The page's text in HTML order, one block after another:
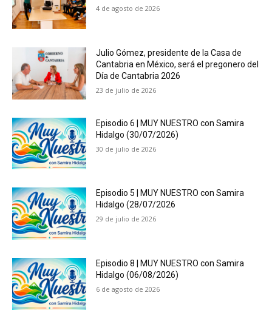
4 de agosto de 2026
Julio Gómez, presidente de la Casa de
Cantabria en México, será el pregonero del
Día de Cantabria 2026
23 de julio de 2026
Episodio 6 | MUY NUESTRO con Samira
Hidalgo (30/07/2026)
30 de julio de 2026
Episodio 5 | MUY NUESTRO con Samira
Hidalgo (28/07/2026
29 de julio de 2026
Episodio 8 | MUY NUESTRO con Samira
Hidalgo (06/08/2026)
6 de agosto de 2026